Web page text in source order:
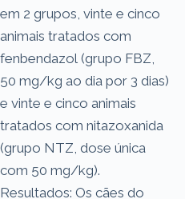
em 2 grupos, vinte e cinco
animais tratados com
fenbendazol (grupo FBZ,
50 mg/kg ao dia por 3 dias)
e vinte e cinco animais
tratados com nitazoxanida
(grupo NTZ, dose única
com 50 mg/kg).
Resultados: Os cães do